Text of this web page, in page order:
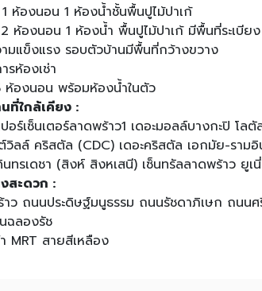
ห้องนอน 1 ห้องน้ำชั้นพื้นปูไม้ปาเก้
ห้องนอน 1 ห้องน้ำ พื้นปูไม้ปาเก้ มีพื้นที่ระเบี
มแข็งแรง รอบตัวบ้านมีพื้นที่กว้างขวาง
รห้องเช่า
องนอน พร้อมห้องน้ำในตัว
ที่ใกล้เคียง :
อร์เซ็นเตอร์ลาดพร้าว1 เดอะมอลล์บางกะปิ โล
วิลล์ คริสตัล (CDC) เดอะคริสตัล เอกมัย-ราม
นทรเดชา (สิงห์ สิงหเสนี) เซ็นทรัลลาดพร้าว ยู
สะดวก :
ว ถนนประดิษฐ์มนูธรรม ถนนรัชดาภิเษก ถนน
ฉลองรัช
MRT สายสีเหลือง